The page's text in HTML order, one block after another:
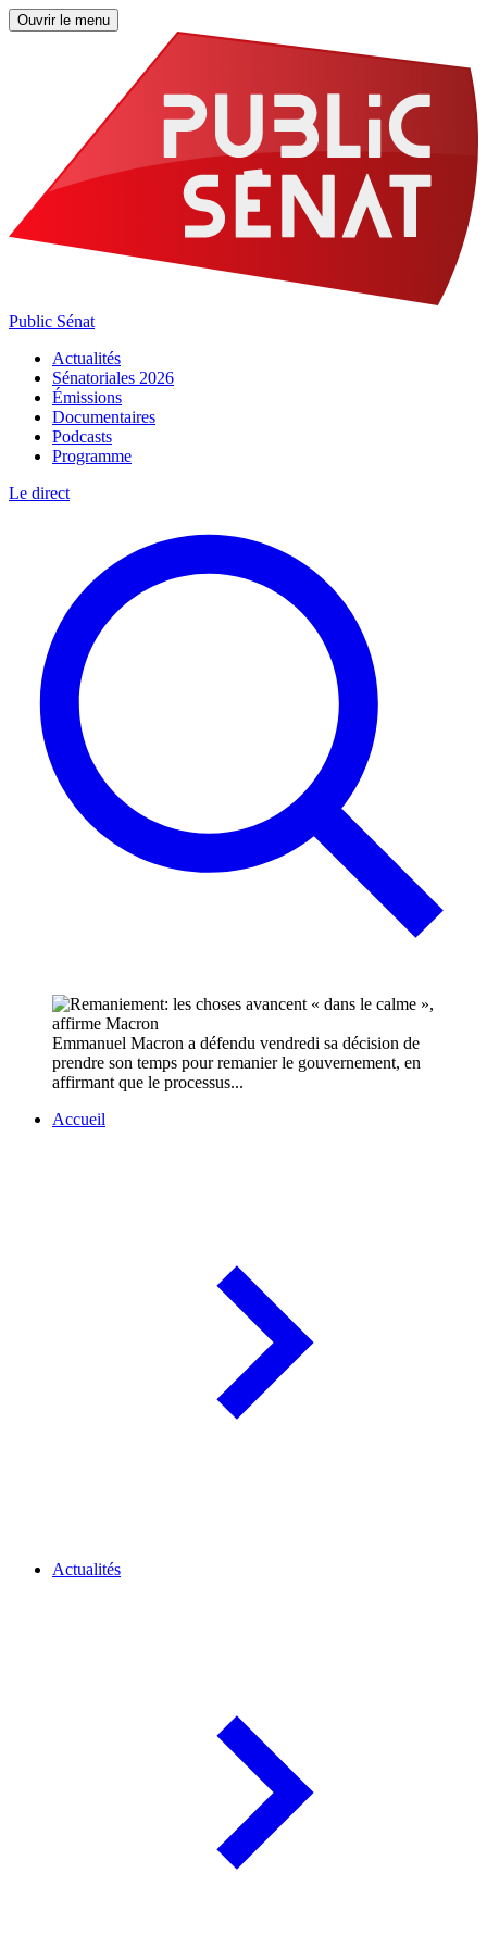
Ouvrir le menu
Public Sénat
Actualités
Sénatoriales 2026
Émissions
Documentaires
Podcasts
Programme
Le direct
Emmanuel Macron a défendu vendredi sa décision de
prendre son temps pour remanier le gouvernement, en
affirmant que le processus...
Accueil
Actualités